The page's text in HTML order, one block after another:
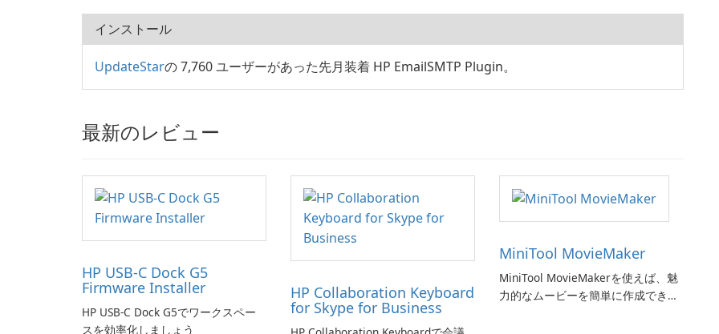
インストール
UpdateStarの 7,760 ユーザーがあった先月装着 HP EmailSMTP Plugin。
最新のレビュー
HP USB-C Dock G5
Firmware Installer
HP USB-C Dock G5でワークスペー
スを効率化しましょう
HP Collaboration Keyboard
for Skype for Business
MiniTool MovieMaker
MiniTool MovieMakerを使えば、魅
力的なムービーを簡単に作成できま